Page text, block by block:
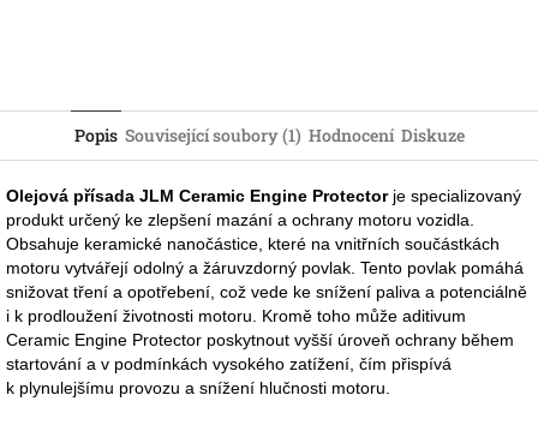
Popis Související soubory (1) Hodnocení Diskuze
Olejová přísada JLM Ceramic Engine Protectorje specializovaný
produkt určený ke zlepšení mazání a ochrany motoru vozidla.
Obsahuje keramické nanočástice, které na vnitřních součástkách
motoru vytvářejí odolný a žáruvzdorný povlak. Tento povlak pomáhá
snižovat tření a opotřebení, což vede ke snížení paliva a potenciálně
i k prodloužení životnosti motoru. Kromě toho může aditivum
Ceramic Engine Protector poskytnout vyšší úroveň ochrany během
startování a v podmínkách vysokého zatížení, čím přispívá
k plynulejšímu provozu a snížení hlučnosti motoru.